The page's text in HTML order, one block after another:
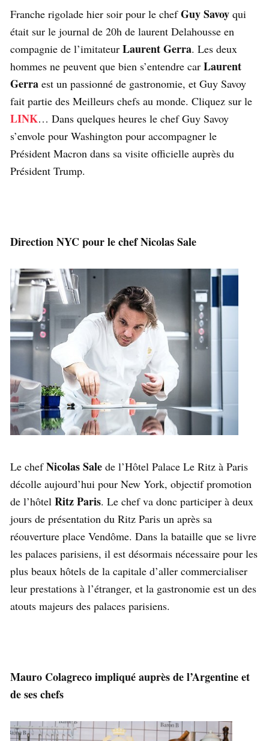
Franche rigolade hier soir pour le chefGuy Savoy qui
était sur le journal de 20h de laurent Delahousse en
compagnie de l’imitateur Laurent Gerra. Les deux
hommes ne peuvent que bien s’entendre car Laurent
Gerra est un passionné de gastronomie, et Guy Savoy
fait partie des Meilleurs chefs au monde. Cliquez sur le
LINK… Dans quelques heures le chef Guy Savoy
s’envole pour Washington pour accompagner le
Président Macron dans sa visite officielle auprès du
Président Trump.
Direction NYC pour le chef Nicolas Sale
Le chefNicolas Sale de l’Hôtel Palace Le Ritz à Paris
décolle aujourd’hui pour New York, objectif promotion
de l’hôtel Ritz Paris. Le chef va donc participer à deux
jours de présentation du Ritz Paris un après sa
réouverture place Vendôme. Dans la bataille que se livre
les palaces parisiens, il est désormais nécessaire pour les
plus beaux hôtels de la capitale d’aller commercialiser
leur prestations à l’étranger, et la gastronomie est un des
atouts majeurs des palaces parisiens.
Mauro Colagreco impliqué auprès de l’Argentine et
de ses chefs